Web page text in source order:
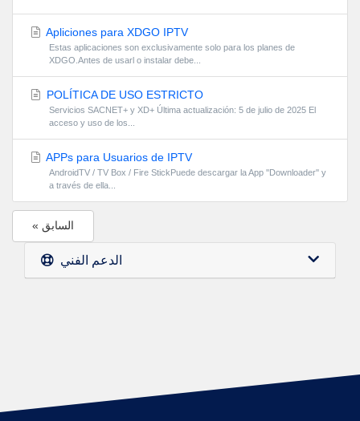
Apliciones para XDGO IPTV
Estas aplicaciones son exclusivamente solo para los planes de
XDGO.Antes de usarl o instalar debe...
POLÍTICA DE USO ESTRICTO
Servicios SACNET+ y XD+ Última actualización: 5 de julio de 2025 El
acceso y uso de los...
APPs para Usuarios de IPTV
AndroidTV / TV Box / Fire StickPuede descargar la App ''Downloader'' y
a través de ella...
« السابق
الدعم الفني